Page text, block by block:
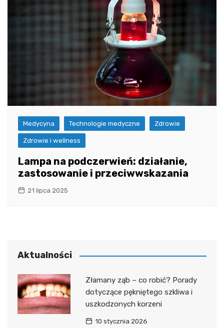
Medycyna Technologie medyczne Zdrowie
Zdrowie i wellness
Lampa na podczerwień: działanie,
zastosowanie i przeciwwskazania
21 lipca 2025
Aktualności
Złamany ząb – co robić? Porady
dotyczące pękniętego szkliwa i
uszkodzonych korzeni
10 stycznia 2026